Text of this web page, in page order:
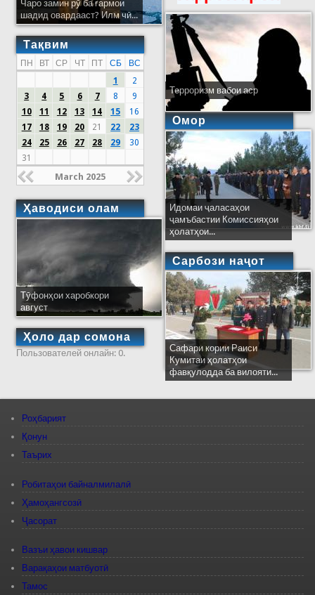
Чаро замин рӯ ба гармои
шадид овардааст? Илм чӣ...
Тақвим
ПН ВТ СР ЧТ ПТ СБ
ВС
1
2
3
4 5 6 7 8
9
10
11 12 13 14 15
16
17
18 19 20 21 22
23
24
25 26 27 28 29
30
31
March 2025
Ҳаводиси олам
Тӯфонҳои харобкори
август
Ҳоло дар сомона
Пользователей онлайн: 0.
Терроризм вабои аср
Омор
Идомаи ҷаласаҳои
ҷамъбастии Комиссияҳои
ҳолатҳои...
Сарбози наҷот
Сафари кории Раиси
Кумитаи ҳолатҳои
фавқулодда ба вилояти...
Роҳбарият
Қонун
Таърих
Робитаҳои байналмилалӣ
Ҳамоҳангсозӣ
Ҷасорат
Вазъи ҳавои кишвар
Варақаҳои матбуотӣ
Тамос